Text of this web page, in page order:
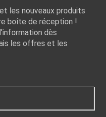
les nouveaux produits
boîte de réception !
dès
les offres et les